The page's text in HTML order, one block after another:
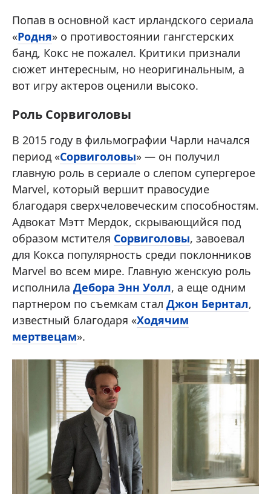
Попав в основной каст ирландского сериала
«Родня» о противостоянии гангстерских
банд, Кокс не пожалел. Критики признали
сюжет интересным, но неоригинальным, а
вот игру актеров оценили высоко.
Роль Сорвиголовы
В 2015 году в фильмографии Чарли начался
период «Сорвиголовы» — он получил
главную роль в сериале о слепом супергерое
Marvel, который вершит правосудие
благодаря сверхчеловеческим способностям.
Адвокат Мэтт Мердок, скрывающийся под
образом мстителя Сорвиголовы, завоевал
для Кокса популярность среди поклонников
Marvel во всем мире. Главную женскую роль
исполнила Дебора Энн Уолл, а еще одним
партнером по съемкам стал Джон Бернтал,
известный благодаря «Ходячим
мертвецам».